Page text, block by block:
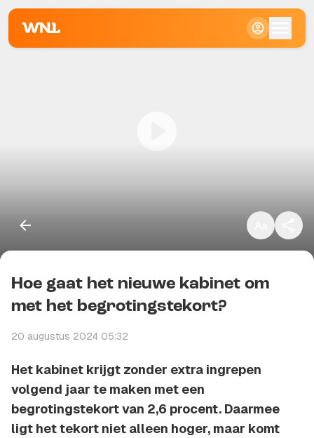
Kopieer link
Hoe gaat het nieuwe kabinet om
met het begrotingstekort?
20 augustus 2024 05:32
Het kabinet krijgt zonder extra ingrepen
volgend jaar te maken met een
begrotingstekort van 2,6 procent. Daarmee
ligt het tekort niet alleen hoger, maar komt